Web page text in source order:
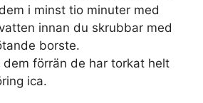
i minst tio minuter med
innan du skrubbar med
borste.
dem förrän de har torkat helt
ica.